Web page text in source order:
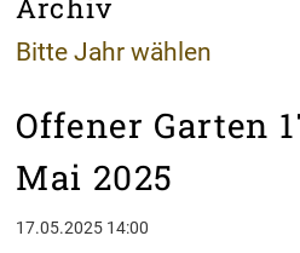
Archiv
Bitte Jahr wählen
Offener Garten
Mai 2025
17.05.2025 14:00